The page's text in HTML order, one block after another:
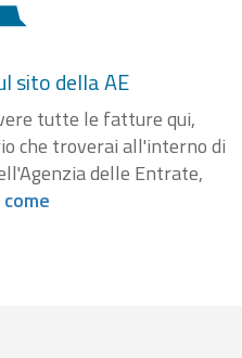
sito della AE
tutte le fatture qui,
che troverai all'interno di
delle Entrate,